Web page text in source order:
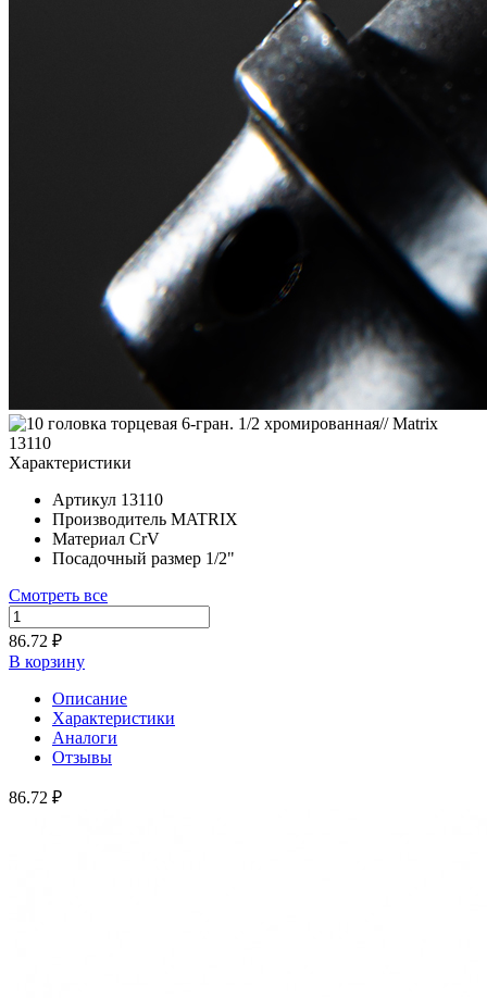
Характеристики
Артикул 13110
Производитель MATRIX
Материал CrV
Посадочный размер 1/2"
Смотреть все
86.72 ₽
В корзину
Описание
Характеристики
Аналоги
Отзывы
86.72 ₽